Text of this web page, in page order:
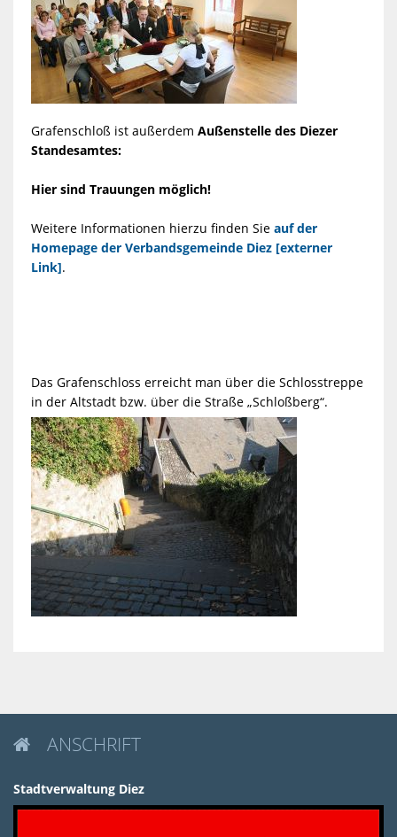
Grafenschloß ist außerdem Außenstelle des Diezer
Standesamtes:
Hier sind Trauungen möglich!
Weitere Informationen hierzu finden Sie auf der
Homepage der Verbandsgemeinde Diez [externer
Link].
Das Grafenschloss erreicht man über die Schlosstreppe
in der Altstadt bzw. über die Straße „Schloßberg“.
 ANSCHRIFT
Stadtverwaltung Diez